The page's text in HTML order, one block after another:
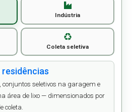
Indústria
Coleta seletiva
conjuntos seletivos na garagem e
área de lixo — dimensionados por
coleta.